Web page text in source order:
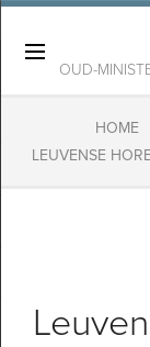
OUD-
HOME
LEUVENSE